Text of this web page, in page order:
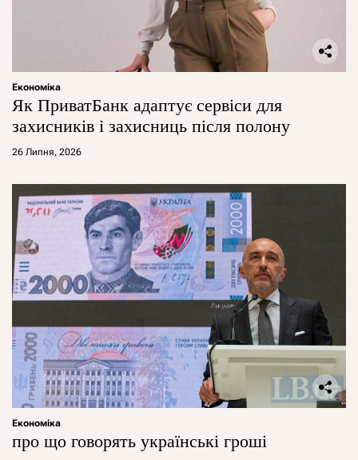
Економіка
Як ПриватБанк адаптує сервіси для
захисників і захисниць після полону
26 Липня, 2026
Економіка
про що говорять українські гроші